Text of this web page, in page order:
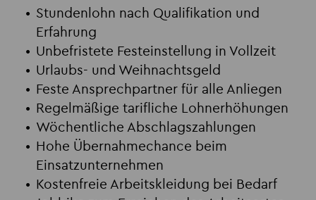
Stundenlohn nach Qualifikation und
Erfahrung
Unbefristete Festeinstellung in Vollzeit
Urlaubs- und Weihnachtsgeld
Feste Ansprechpartner für alle Anliegen
Regelmäßige tarifliche Lohnerhöhungen
Wöchentliche Abschlagszahlungen
Hohe Übernahmechance beim
Einsatzunternehmen
Kostenfreie Arbeitskleidung bei Bedarf